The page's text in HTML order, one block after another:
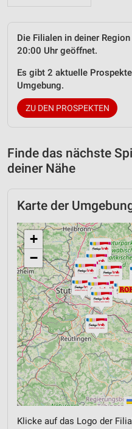
Die Filialen in deiner
20:00 Uhr geöffnet.
Es gibt 2 aktuelle
Umgebung.
ZU DEN PROSPEKTEN
Finde das nächste
deiner Nähe
Karte der
+
−
Klicke auf das Logo der